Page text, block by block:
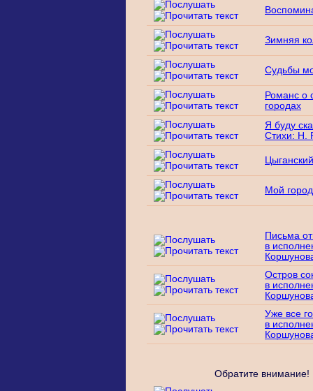
Зимняя
Судьбы
Романс о
городах
Я буду
Стихи: Н.
Мой город
Письма
в
Остров
в
Уже все
в
Обратите